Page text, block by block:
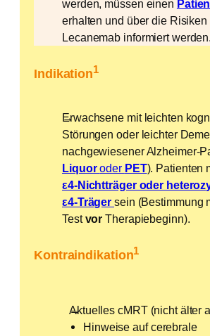
werden, müssen einen
erhalten und über die Risiken
Lecanemab informiert werden.
Indikation1
Erwachsene mit leichten
Störungen oder leichter
nachgewiesener Alzheimer-
Liquoroder PET). Patienten
ε4-Nichtträger oder
ε4-Träger sein (Bestimmung
TestvorTherapiebeginn).
Kontraindikation1
Aktuelles cMRT (nicht älter
Hinweise auf cerebrale